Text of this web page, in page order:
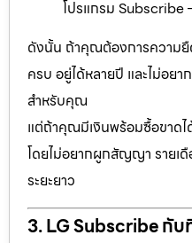
โปรแกรม Subscribe
ดังนั้น ถ้าคุณต้องการความยื
ครบ อยู่ได้หลายปี และไม่อย
สำหรับคุณ
แต่ถ้าคุณมีเงินพร้อมซื้อขาดไ
โดยไม่อยากผูกสัญญา รายเ
ระยะยาว
3. LG Subscribe กับ